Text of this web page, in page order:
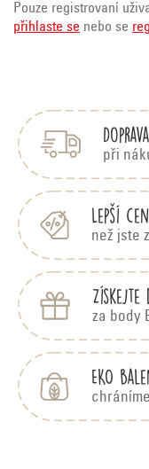
Pouze registrovaní
přihlaste se nebo se
při
Lepší
než jste
Získejte
za body
EKO